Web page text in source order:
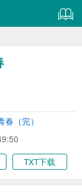
（完）
TXT下载